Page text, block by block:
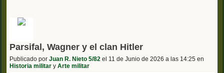
Parsifal, Wagner y el clan Hitler
Publicado por Juan R. Nieto 5/82 el 11 de Junio de 2026 a las 14:25 en
Historia militar y Arte militar